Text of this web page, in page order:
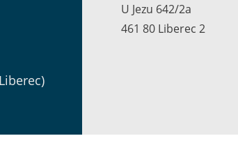
U Jezu 642/2a
461 80 Liberec 2